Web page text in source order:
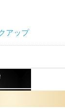
アップ